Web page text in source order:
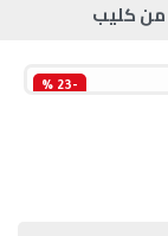
-23 %